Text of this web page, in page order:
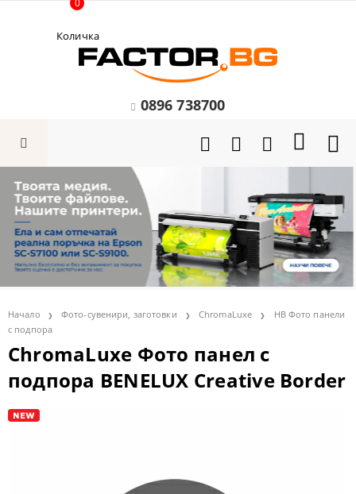
Количка
0
0896 738700
Начало Фото-сувенири, заготовки ChromaLuxe
HB Фото панели
с подпора
ChromaLuxe Фото панел с
подпора BENELUX Creative Border